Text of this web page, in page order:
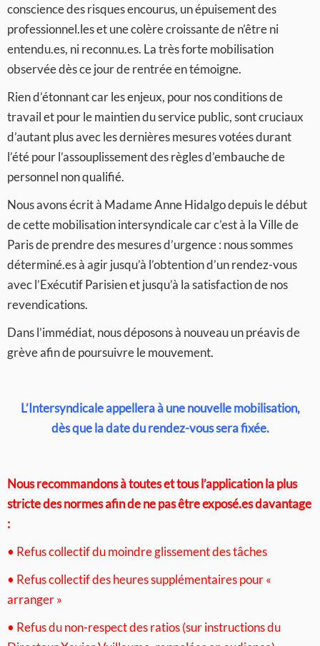
conscience des risques encourus, un épuisement des
professionnel.les et une colère croissante de n’être ni
entendu.es, ni reconnu.es. La très forte mobilisation
observée dès ce jour de rentrée en témoigne.
Rien d’étonnant car les enjeux, pour nos conditions de
travail et pour le maintien du service public, sont cruciaux
d’autant plus avec les dernières mesures votées durant
l’été pour l’assouplissement des règles d’embauche de
personnel non qualifié.
Nous avons écrit à Madame Anne Hidalgo depuis le début
de cette mobilisation intersyndicale car c’est à la Ville de
Paris de prendre des mesures d’urgence : nous sommes
déterminé.es à agir jusqu’à l’obtention d’un rendez-vous
avec l’Exécutif Parisien et jusqu’à la satisfaction de nos
revendications.
Dans l’immédiat, nous déposons à nouveau un préavis de
grève afin de poursuivre le mouvement.
L’Intersyndicale appellera à une nouvelle mobilisation,
dès que la date du rendez-vous sera fixée.
Nous recommandons à toutes et tous l’application la plus
stricte des normes afin de ne pas être exposé.es davantage
:
• Refus collectif du moindre glissement des tâches
• Refus collectif des heures supplémentaires pour «
arranger »
• Refus du non-respect des ratios (sur instructions du